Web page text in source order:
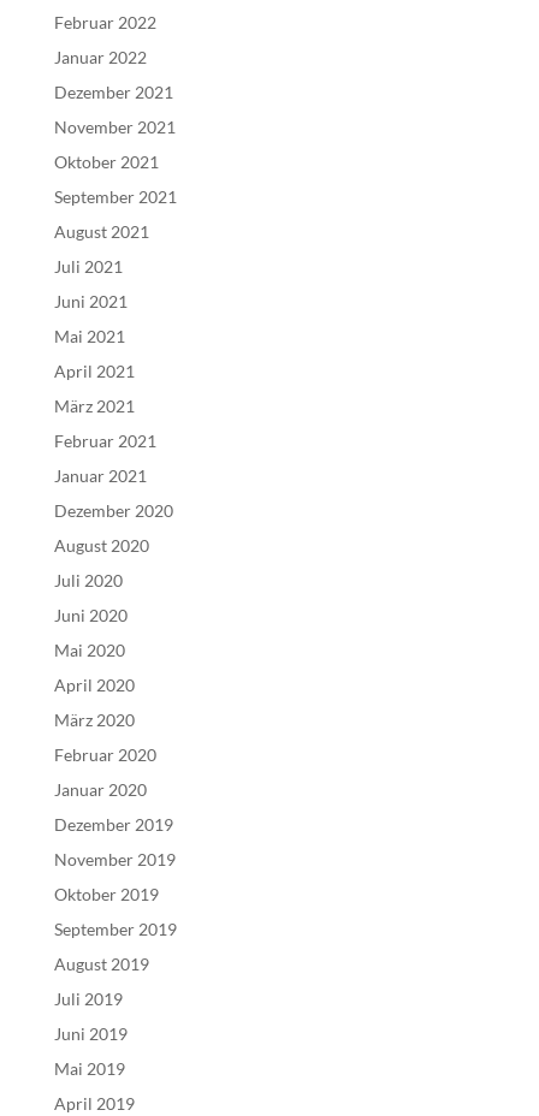
Februar 2022
Januar 2022
Dezember 2021
November 2021
Oktober 2021
September 2021
August 2021
Juli 2021
Juni 2021
Mai 2021
April 2021
März 2021
Februar 2021
Januar 2021
Dezember 2020
August 2020
Juli 2020
Juni 2020
Mai 2020
April 2020
März 2020
Februar 2020
Januar 2020
Dezember 2019
November 2019
Oktober 2019
September 2019
August 2019
Juli 2019
Juni 2019
Mai 2019
April 2019